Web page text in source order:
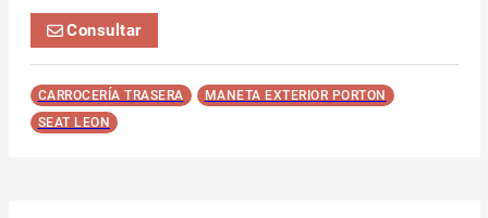
Consultar
CARROCERÍA TRASERA
MANETA EXTERIOR PORTON
SEAT LEON